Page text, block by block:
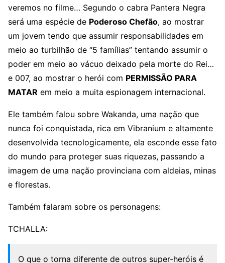
veremos no filme… Segundo o cabra Pantera Negra
será uma espécie de Poderoso Chefão, ao mostrar
um jovem tendo que assumir responsabilidades em
meio ao turbilhão de “5 famílias” tentando assumir o
poder em meio ao vácuo deixado pela morte do Rei…
e 007, ao mostrar o herói com PERMISSÃO PARA
MATAR em meio a muita espionagem internacional.
Ele também falou sobre Wakanda, uma nação que
nunca foi conquistada, rica em Vibranium e altamente
desenvolvida tecnologicamente, ela esconde esse fato
do mundo para proteger suas riquezas, passando a
imagem de uma nação provinciana com aldeias, minas
e florestas.
Também falaram sobre os personagens:
TCHALLA:
O que o torna diferente de outros super-heróis é